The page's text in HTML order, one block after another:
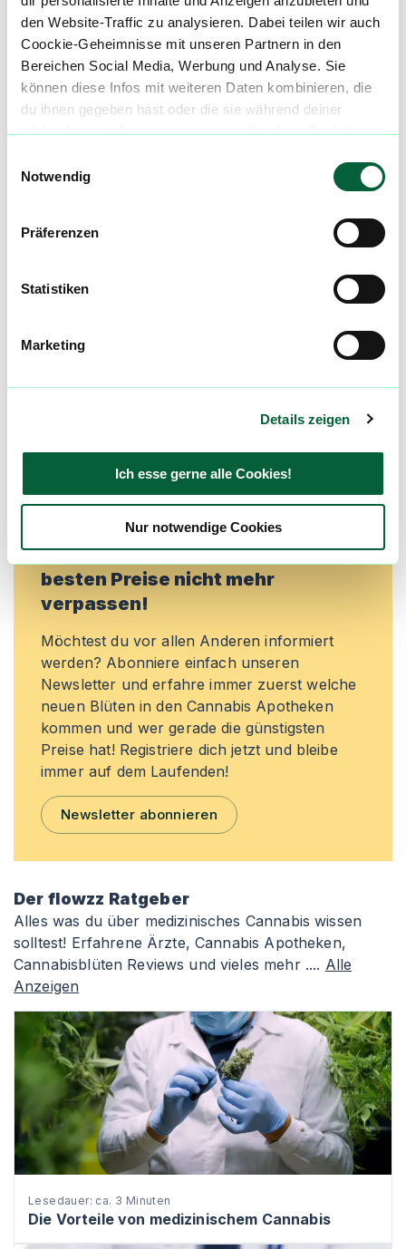
den Website-Traffic zu analysieren. Dabei teilen wir auch
Coockie-Geheimnisse mit unseren Partnern in den
Bereichen Social Media, Werbung und Analyse. Sie
können diese Infos mit weiteren Daten kombinieren, die
du ihnen gegeben hast oder die sie während deiner
wilden Internet-Abenteuer gesammelt haben. Begleite
Notwendig
Präferenzen
Statistiken
Marketing
Details zeigen
Ich esse gerne alle Cookies!
Nur notwendige Cookies
Produktbewertungen zuIMC K4 THC27
Coco No 4
4,3 7
Community
Alle wichtigen Daten und Fakten - täglich
aktualisiert! Hilf uns mit Deinen Kommentaren
machen. Melde dich an, um dir deine
Preisreduktionen informiert zu werden und
exklusive Angebote zu erhalten!
Jetzt registrieren
Neue Cannabisblüten und die
besten Preise nicht mehr
verpassen!
Möchtest du vor allen Anderen informiert
werden? Abonniere einfach unseren
Newsletter und erfahre immer zuerst welche
neuen Blüten in den Cannabis Apotheken
kommen und wer gerade die günstigsten
Preise hat! Registriere dich jetzt und bleibe
immer auf dem Laufenden!
Newsletter abonnieren
Der flowzz Ratgeber
Alles was du über medizinisches Cannabis wissen
solltest! Erfahrene Ärzte, Cannabis Apotheken,
Cannabisblüten Reviews und vieles mehr .... Alle
Anzeigen
Lesedauer: ca. 3 Minuten
Die Vorteile von medizinischem Cannabis